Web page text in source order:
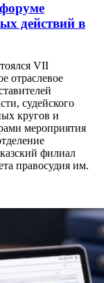
действий в
VII
отраслевое
судейского
кругов и
мероприятия
филиал
правосудия им.